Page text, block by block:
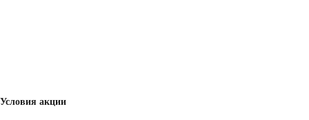
Условия акции